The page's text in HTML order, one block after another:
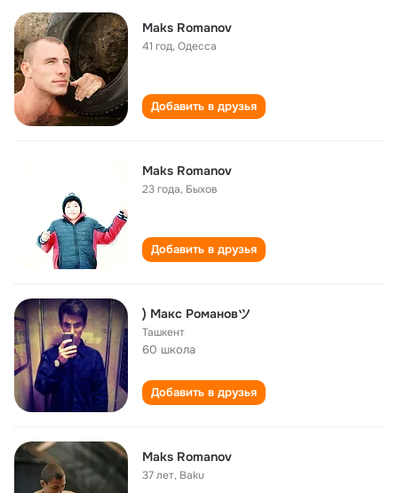
Maks Romanov
41 год,Одесса
Добавить в друзья
Maks Romanov
23 года, Быхов
Добавить в друзья
) Макс Романовツ
Ташкент
60 школа
Добавить в друзья
Maks Romanov
37 лет, Baku